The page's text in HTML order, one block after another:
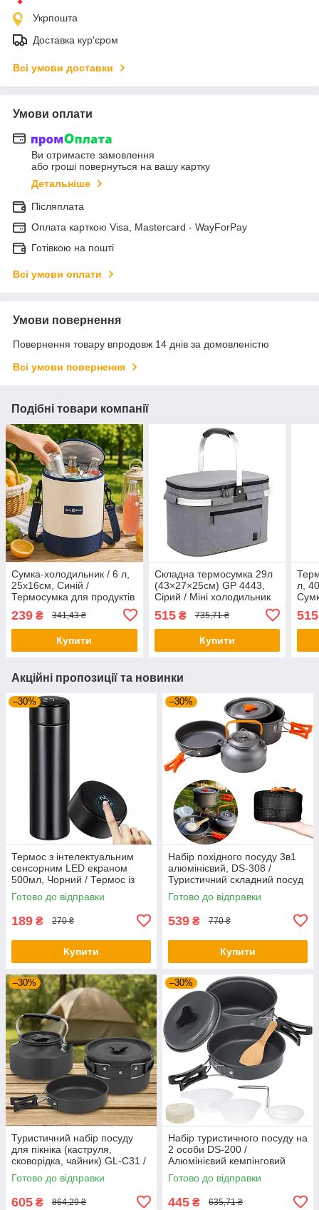
Укрпошта
Доставка кур'єром
Всі умови доставки
Умови оплати
Ви отримаєте замовлення
або гроші повернуться на вашу картку
Детальніше
Післяплата
Оплата карткою Visa, Mastercard - WayForPay
Готівкою на пошті
Всі умови оплати
Умови повернення
Повернення товару впродовж 14 днів за домовленістю
Всі умови повернення
Подібні товари компанії
Сумка-холодильник / 6 л,
25х16см, Синій /
Термосумка для продуктів
/ Кругла термосумка для
пікніка / Термосумка з
ручками
239 ₴ 341,43 ₴
Купити
Складна термосумка 29л
(43×27×25см) GP 4443,
Сірий / Міні холодильник
сумка холодильник
515₴ 735,71 ₴
Купити
л,
515
Акційні пропозиції та новинки
–30%
Термос з інтелектуальним
сенсорним LED екраном
500мл, Чорний / Термос із
нержавіючої сталі
Готово до відправки
189 ₴ 270 ₴
Купити
–30%
Набір похідного посуду 3в1
алюмінієвий, DS-308 /
Туристичний складний посуд
(чайник, каструля,
сковорідка)
Готово до відправки
539 ₴ 770 ₴
Купити
–30%
Туристичний набір посуду
для пікніка (каструля,
сковорідка, чайник) GL-C31 /
Посуд туристичний
Готово до відправки
605 ₴ 864,29 ₴
–30%
Набір туристичного посуду на
2 особи DS-200 /
Алюмінієвий кемпінговий
набір посуду / Похідний
посуд
Готово до відправки
445 ₴ 635,71 ₴